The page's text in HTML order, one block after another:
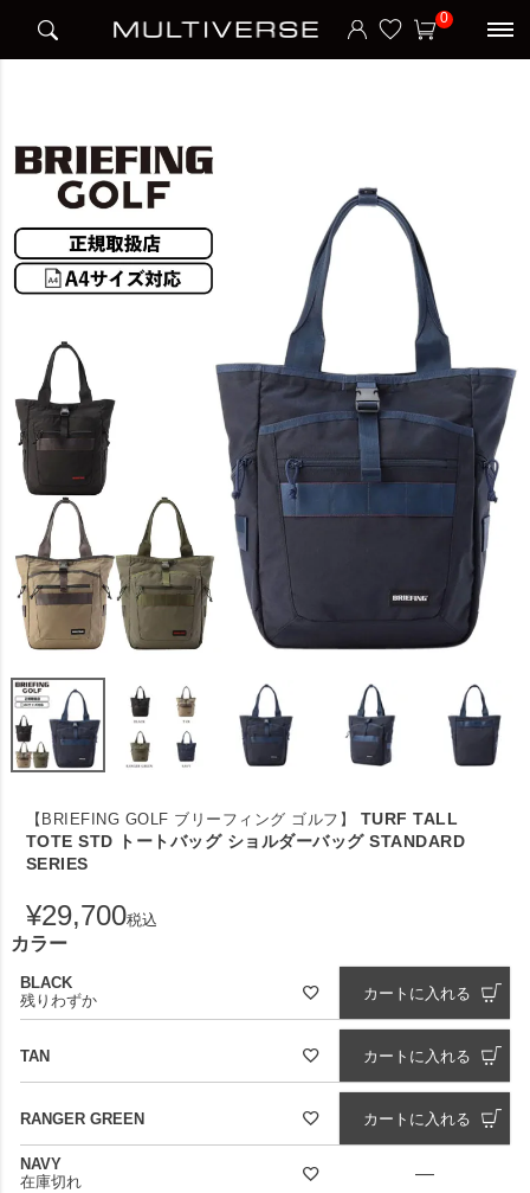
0
TURF TALL TOTE STD トートバッグ ショルダーバッグ STANDARD SERIES
【BRIEFING GOLF ブリーフィング ゴルフ】
TURF TALL
TOTE STD トートバッグ ショルダーバッグ STANDARD
SERIES
¥29,700税込
カラー
BLACK
残りわずか
カートに入れる
TAN カートに入れる
RANGER GREEN カートに入れる
NAVY
在庫切れ
—